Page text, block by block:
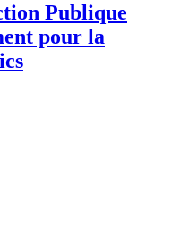
Publique
pour la